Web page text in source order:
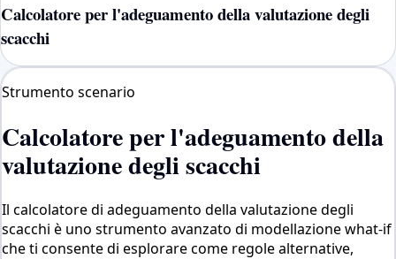
Calcolatore per l'adeguamento della valutazione degli
scacchi
Strumento scenario
Calcolatore per l'adeguamento della
valutazione degli scacchi
Il calcolatore di adeguamento della valutazione degli
scacchi è uno strumento avanzato di modellazione what-if
che ti consente di esplorare come regole alternative,